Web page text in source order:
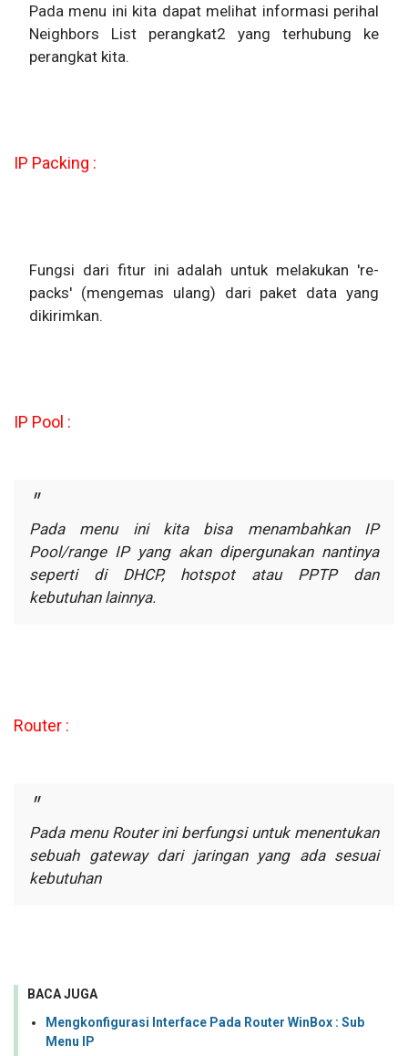
Pada menu ini kita dapat melihat informasi perihal
Neighbors List perangkat2 yang terhubung ke
perangkat kita.
IP Packing :
Fungsi dari fitur ini adalah untuk melakukan 're-
packs' (mengemas ulang) dari paket data yang
dikirimkan.
IP Pool :
Pada menu ini kita bisa menambahkan IP
Pool/range IP yang akan dipergunakan nantinya
seperti di DHCP, hotspot atau PPTP dan
kebutuhan lainnya.
Router :
Pada menu Router ini berfungsi untuk menentukan
sebuah gateway dari jaringan yang ada sesuai
kebutuhan
BACA JUGA
Mengkonfigurasi Interface Pada Router WinBox : Sub
Menu IP